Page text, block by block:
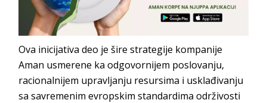
Ova inicijativa deo je šire strategije kompanije
Aman usmerene ka odgovornijem poslovanju,
racionalnijem upravljanju resursima i usklađivanju
sa savremenim evropskim standardima održivosti